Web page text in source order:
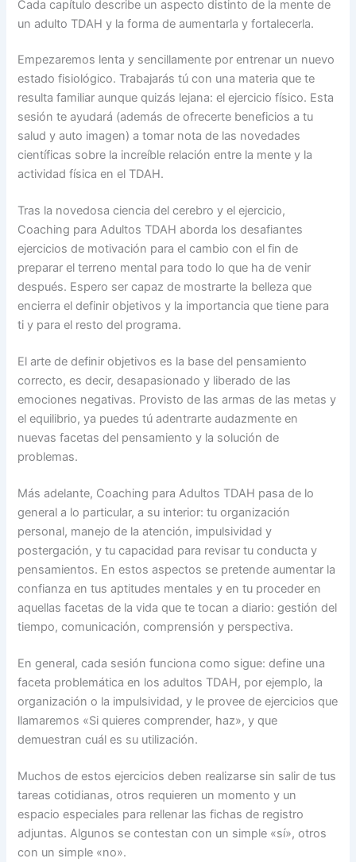
Cada capítulo describe un aspecto distinto de la mente de
un adulto TDAH y la forma de aumentarla y fortalecerla.
Empezaremos lenta y sencillamente por entrenar un nuevo
estado fisiológico. Trabajarás tú con una materia que te
resulta familiar aunque quizás lejana: el ejercicio físico. Esta
sesión te ayudará (además de ofrecerte beneficios a tu
salud y auto imagen) a tomar nota de las novedades
científicas sobre la increíble relación entre la mente y la
actividad física en el TDAH.
Tras la novedosa ciencia del cerebro y el ejercicio,
Coaching para Adultos TDAH aborda los desafiantes
ejercicios de motivación para el cambio con el fin de
preparar el terreno mental para todo lo que ha de venir
después. Espero ser capaz de mostrarte la belleza que
encierra el definir objetivos y la importancia que tiene para
ti y para el resto del programa.
El arte de definir objetivos es la base del pensamiento
correcto, es decir, desapasionado y liberado de las
emociones negativas. Provisto de las armas de las metas y
el equilibrio, ya puedes tú adentrarte audazmente en
nuevas facetas del pensamiento y la solución de
problemas.
Más adelante, Coaching para Adultos TDAH pasa de lo
general a lo particular, a su interior: tu organización
personal, manejo de la atención, impulsividad y
postergación, y tu capacidad para revisar tu conducta y
pensamientos. En estos aspectos se pretende aumentar la
confianza en tus aptitudes mentales y en tu proceder en
aquellas facetas de la vida que te tocan a diario: gestión del
tiempo, comunicación, comprensión y perspectiva.
En general, cada sesión funciona como sigue: define una
faceta problemática en los adultos TDAH, por ejemplo, la
organización o la impulsividad, y le provee de ejercicios que
llamaremos «Si quieres comprender, haz», y que
demuestran cuál es su utilización.
Muchos de estos ejercicios deben realizarse sin salir de tus
tareas cotidianas, otros requieren un momento y un
espacio especiales para rellenar las fichas de registro
adjuntas. Algunos se contestan con un simple «sí», otros
con un simple «no».